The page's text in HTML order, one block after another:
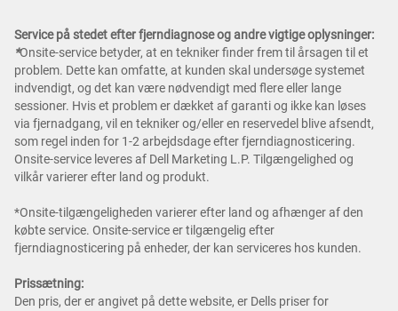
Service på stedet efter fjerndiagnose og andre vigtige oplysninger:
*Onsite-service betyder, at en tekniker finder frem til årsagen til et
problem. Dette kan omfatte, at kunden skal undersøge systemet
indvendigt, og det kan være nødvendigt med flere eller lange
sessioner. Hvis et problem er dækket af garanti og ikke kan løses
via fjernadgang, vil en tekniker og/eller en reservedel blive afsendt,
som regel inden for 1-2 arbejdsdage efter fjerndiagnosticering.
Onsite-service leveres af Dell Marketing L.P. Tilgængelighed og
vilkår varierer efter land og produkt.
*Onsite-tilgængeligheden varierer efter land og afhænger af den
købte service. Onsite-service er tilgængelig efter
fjerndiagnosticering på enheder, der kan serviceres hos kunden.
Prissætning:
Den pris, der er angivet på dette website, er Dells priser for